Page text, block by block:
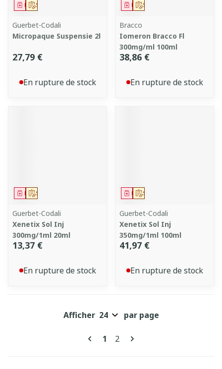
Sur prescription
Médicament
Guerbet-Codali
Micropaque Suspensie 2l
27,79 €
En rupture de stock
Sur prescription
Médicament
Bracco
Iomeron Bracco Fl
300mg/ml 100ml
38,86 €
En rupture de stock
Sur prescription
Médicament
Guerbet-Codali
Xenetix Sol Inj
300mg/1ml 20ml
13,37 €
En rupture de stock
Sur prescription
Médicament
Guerbet-Codali
Xenetix Sol Inj
350mg/1ml 100ml
41,97 €
En rupture de stock
Pages
Vous lisez actuellement la
1 Page
2
Afficher par page